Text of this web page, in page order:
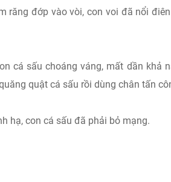
răng đớp vào vòi, con voi đã nổi
cá sấu choáng váng, mất dần khả
quật cá sấu rồi dùng chân tấn
hạ, con cá sấu đã phải bỏ mạng.